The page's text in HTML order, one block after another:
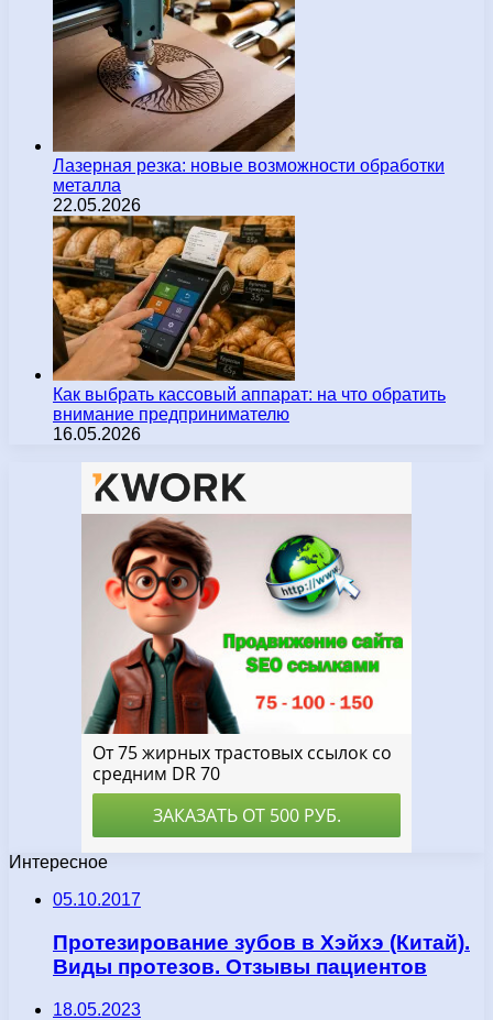
Лазерная резка: новые возможности обработки
металла
22.05.2026
Как выбрать кассовый аппарат: на что обратить
внимание предпринимателю
16.05.2026
Интересное
05.10.2017
Протезирование зубов в Хэйхэ (Китай).
Виды протезов. Отзывы пациентов
18.05.2023